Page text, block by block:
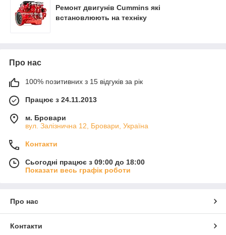
Ремонт двигунів Cummins які
встановлюють на техніку
Про нас
100% позитивних з 15 відгуків за рік
Працює з 24.11.2013
м. Бровари
вул. Залізнична 12, Бровари, Україна
Контакти
Сьогодні працює з 09:00 до 18:00
Показати весь графік роботи
Про нас
Контакти